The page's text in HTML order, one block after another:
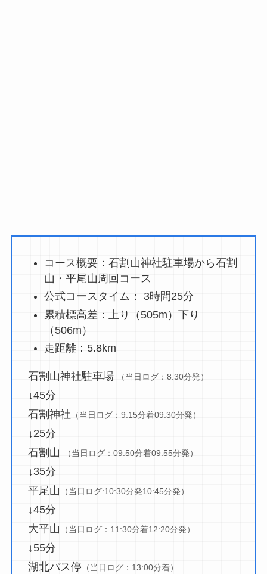
コース概要：石割山神社駐車場から石割
山・平尾山周回コース
公式コースタイム： 3時間25分
累積標高差：上り（505m）下り
（506m）
走距離：5.8km
石割山神社駐車場 （当日ログ：8:30分発）
↓45分
石割神社 （当日ログ：9:15分着09:30分発）
↓25分
石割山
（当日ログ：09:50分着09:55分発）
↓35分
平尾山
（当日ログ:10:30分発10:45分発）
↓45分
大平山
（当日ログ：11:30分着12:20分発）
↓55分
湖北バス停 （当日ログ：13:00分着）